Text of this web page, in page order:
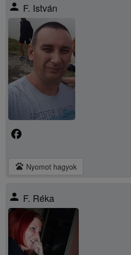
person F. István
facebook
pets Nyomot hagyok
person F. Réka